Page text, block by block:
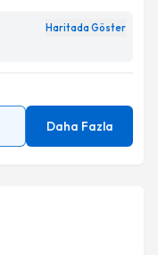
Haritada Göster
Daha Fazla